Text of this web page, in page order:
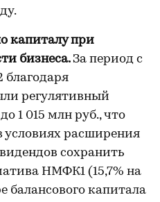
капиталу при
бизнеса. За период с
благодаря
регулятивный
1 015 млн руб., что
условиях расширения
сохранить
НМФК1 (15,7% на
балансового капитала